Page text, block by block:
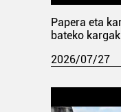
Papera eta
bateko
2026/07/27